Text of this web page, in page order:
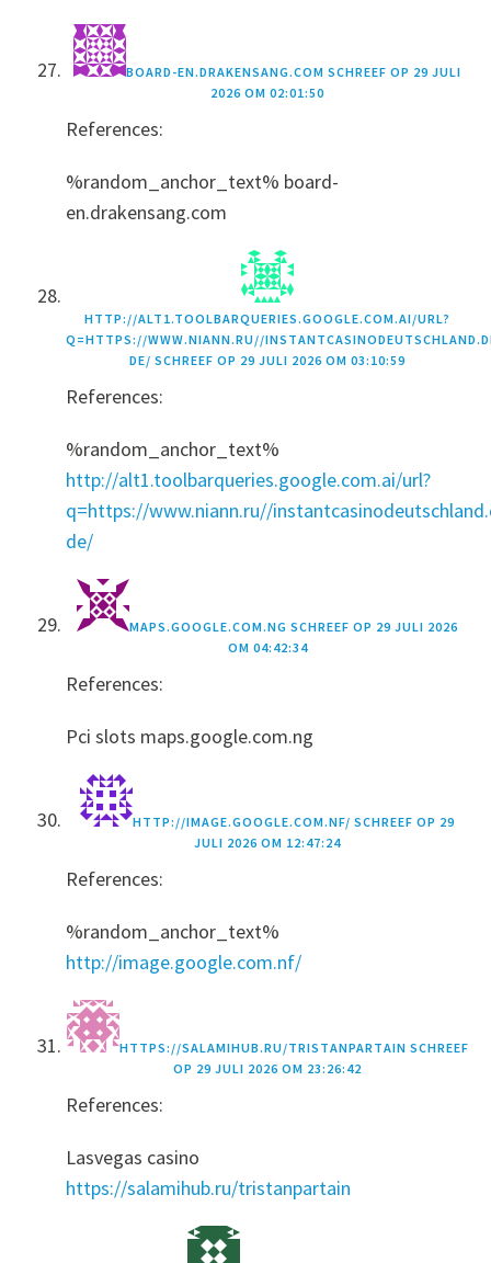
BOARD-EN.DRAKENSANG.COM SCHREEF OP 29 JULI
2026 OM 02:01:50
References:
%random_anchor_text% board-
en.drakensang.com
HTTP://ALT1.TOOLBARQUERIES.GOOGLE.COM.AI/URL?
Q=HTTPS://WWW.NIANN.RU//
DE/ SCHREEF OP 29 JULI 2026 OM 03:10:59
References:
%random_anchor_text%
http://alt1.toolbarqueries.google.com.ai/url?
q=https://www.niann.ru//
de/
MAPS.GOOGLE.COM.NG SCHREEF OP 29 JULI 2026
OM 04:42:34
References:
Pci slots maps.google.com.ng
HTTP://IMAGE.GOOGLE.COM.NF/ SCHREEF OP 29
JULI 2026 OM 12:47:24
References:
%random_anchor_text%
http://image.google.com.nf/
HTTPS://SALAMIHUB.RU/TRISTANPARTAIN SCHREEF
OP 29 JULI 2026 OM 23:26:42
References:
Lasvegas casino
https://salamihub.ru/tristanpartain